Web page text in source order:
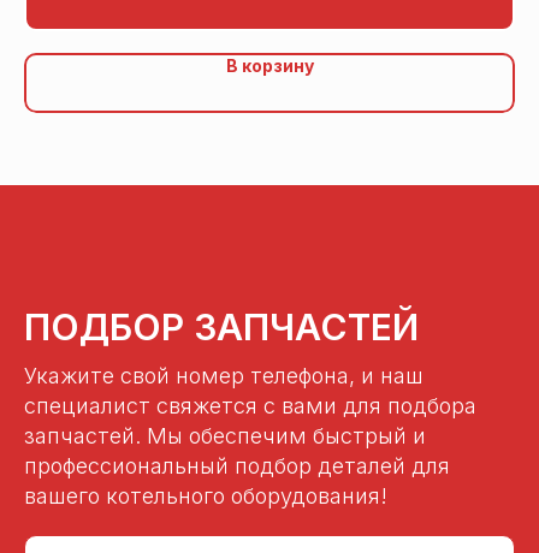
В корзину
ПОДБОР ЗАПЧАСТЕЙ
Укажите свой номер телефона, и наш
специалист свяжется с вами для подбора
запчастей. Мы обеспечим быстрый и
профессиональный подбор деталей для
вашего котельного оборудования!